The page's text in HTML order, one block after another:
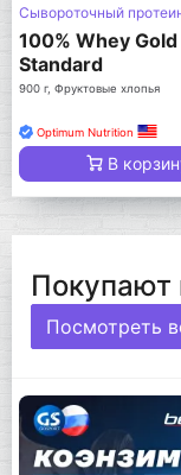
Сывороточный
100% Whey Gold
Standard
900 г, Фруктовые хлопья
Optimum Nutrition
В
Покупают
Посмотреть